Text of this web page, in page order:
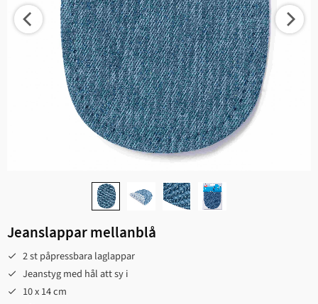
Jeanslappar mellanblå
2 st påpressbara laglappar
Jeanstyg med hål att sy i
10 x 14 cm